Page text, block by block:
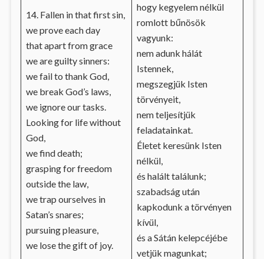
14. Fallen in that first sin,
we prove each day
that apart from grace
we are guilty sinners:
we fail to thank God,
we break God’s laws,
we ignore our tasks.
Looking for life without
God,
we find death;
grasping for freedom
outside the law,
we trap ourselves in
Satan’s snares;
pursuing pleasure,
we lose the gift of joy.
hogy kegyelem nélkül
romlott bűnösök
vagyunk:
nem adunk hálát
Istennek,
megszegjük Isten
törvényeit,
nem teljesítjük
feladatainkat.
Életet keresünk Isten
nélkül,
és halált találunk;
szabadság után
kapkodunk a törvényen
kívül,
és a Sátán kelepcéjébe
vetjük magunkat;